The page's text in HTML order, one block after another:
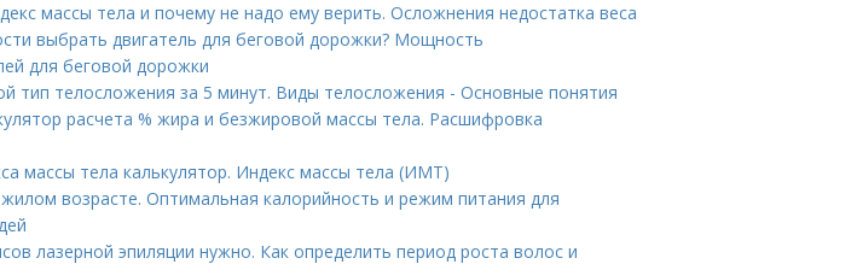
массы тела и почему не надо ему верить. Осложнения недостатка веса
выбрать двигатель для беговой дорожки? Мощность
для беговой дорожки
тип телосложения за 5 минут. Виды телосложения - Основные понятия
расчета % жира и безжировой массы тела. Расшифровка
массы тела калькулятор. Индекс массы тела (ИМТ)
возрасте. Оптимальная калорийность и режим питания для
лазерной эпиляции нужно. Как определить период роста волос и